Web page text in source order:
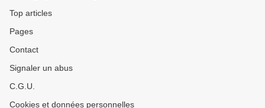
Top articles
Pages
Contact
Signaler un abus
C.G.U.
Cookies et données personnelles